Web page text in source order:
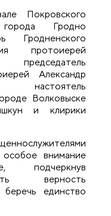
Покровского
Гродно
Гродненского
протоиерей
Александр
Волковыске
и клирики
внимание
подчеркнув
верность
единство